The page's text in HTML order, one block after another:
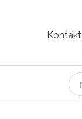
Kontakt